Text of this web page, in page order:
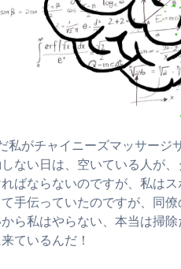
私がチャイニーズマッサージ
ない日は、空いている人が
ばならないのですが、私は
手伝っていたのですが、同
ら私はやらない、本当は掃
ているんだ！